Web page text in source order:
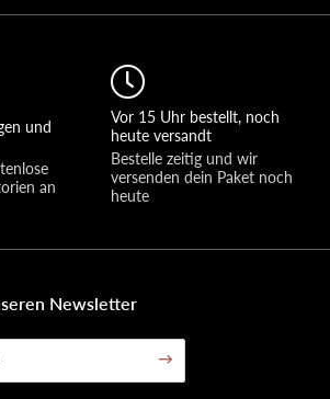
und
an
Vor 15 Uhr bestellt, noch
heute versandt
Bestelle zeitig und wir
versenden dein Paket noch
heute
Newsletter